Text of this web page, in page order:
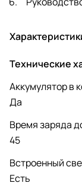
Технические
Аккумулятор в
Да
Время заряда
45
Встроенный
Есть